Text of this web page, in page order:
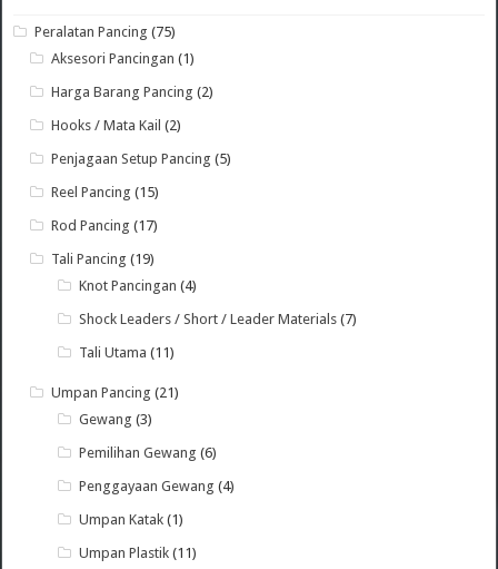
Peralatan Pancing (75)
Aksesori Pancingan (1)
Harga Barang Pancing (2)
Hooks / Mata Kail (2)
Penjagaan Setup Pancing (5)
Reel Pancing (15)
Rod Pancing (17)
Tali Pancing (19)
Knot Pancingan (4)
Shock Leaders / Short / Leader Materials (7)
Tali Utama (11)
Umpan Pancing (21)
Gewang (3)
Pemilihan Gewang (6)
Penggayaan Gewang (4)
Umpan Katak (1)
Umpan Plastik (11)